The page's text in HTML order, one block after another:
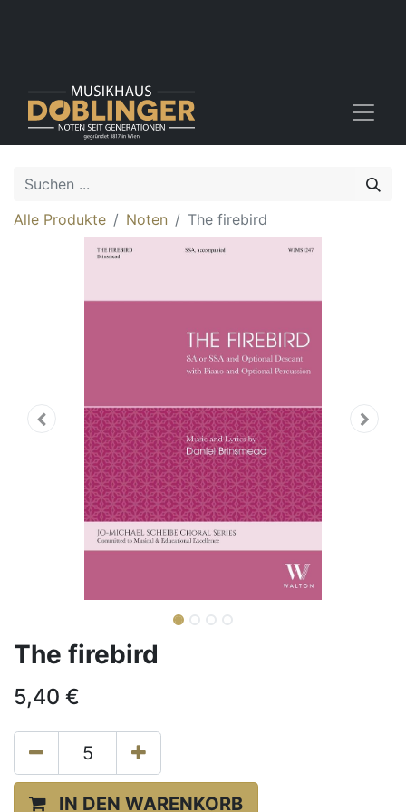
Alle Produkte Noten The firebird
The firebird
5,40 €
IN DEN WARENKORB